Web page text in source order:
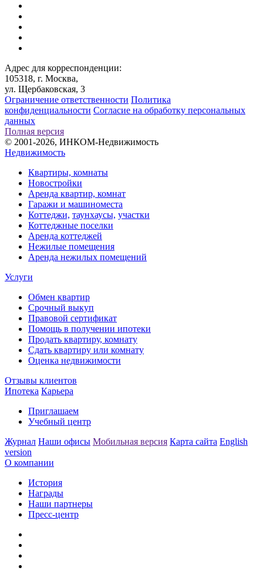
Адрес для корреспонденции:
105318, г. Москва,
ул. Щербаковская, 3
Ограничение ответственности Политика
конфиденциальности Согласие на обработку персональных
данных
Полная версия
© 2001-2026, ИНКОМ-Недвижимость
Недвижимость
Квартиры, комнаты
Новостройки
Аренда квартир, комнат
Гаражи и машиноместа
Коттеджи, таунхаусы, участки
Коттеджные поселки
Аренда коттеджей
Нежилые помещения
Аренда нежилых помещений
Услуги
Обмен квартир
Срочный выкуп
Правовой сертификат
Помощь в получении ипотеки
Продать квартиру, комнату
Сдать квартиру или комнату
Оценка недвижимости
Отзывы клиентов
Ипотека Карьера
Приглашаем
Учебный центр
Журнал Наши офисы Мобильная версия Карта сайта English
version
О компании
История
Награды
Наши партнеры
Пресс-центр